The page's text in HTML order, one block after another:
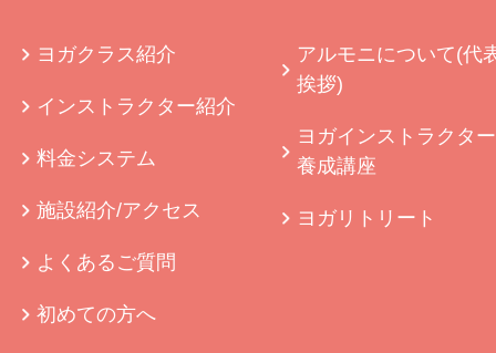
ヨガクラス紹介
インストラクター紹介
料金システム
施設紹介/アクセス
よくあるご質問
初めての方へ
アルモニについて(代
挨拶)
ヨガインストラクター
養成講座
ヨガリトリート